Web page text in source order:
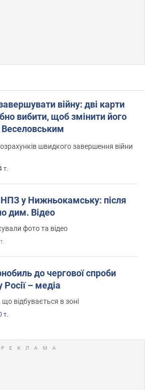
війну: дві карти
вибити, щоб змінити його
Веселовським
швидкого завершення війни
т.
у Нижньокамську: після
дим. Відео
фото та відео
до чергової спроби
Росії – медіа
відбувається в зоні
т.